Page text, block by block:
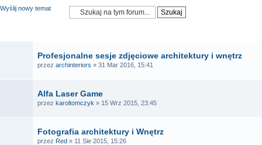
Wyślij nowy temat
Profesjonalne sesje zdjęciowe architektury i wnętrz
przez archinteriors » 31 Mar 2016, 15:41
Alfa Laser Game
przez karoltomczyk » 15 Wrz 2015, 23:45
Fotografia architektury i Wnętrz
przez Red » 11 Sie 2015, 15:26